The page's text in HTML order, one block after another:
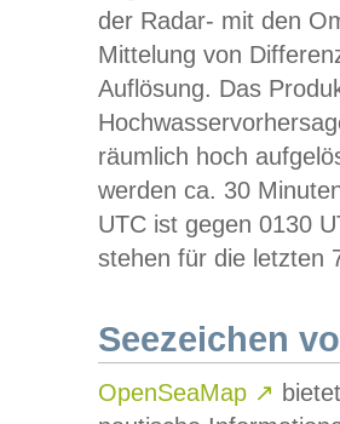
der Radar- mit den
Mittelung von
Auflösung. Das
räumlich hoch
werden ca. 30
UTC ist gegen 0130
stehen für die letzten
Seezeichen
OpenSeaMap ↗